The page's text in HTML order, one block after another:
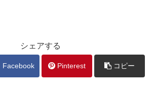
シェアする
Facebook Pinterest コピー